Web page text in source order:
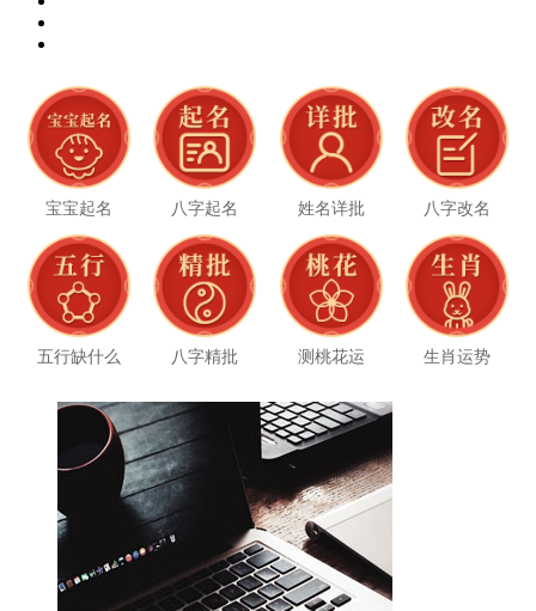
宝宝起名 八字起名 姓名详批 八字改名
五行缺什么 八字精批 测桃花运 生肖运势